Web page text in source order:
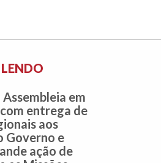
em
entrega de
aos
Governo e
ação de